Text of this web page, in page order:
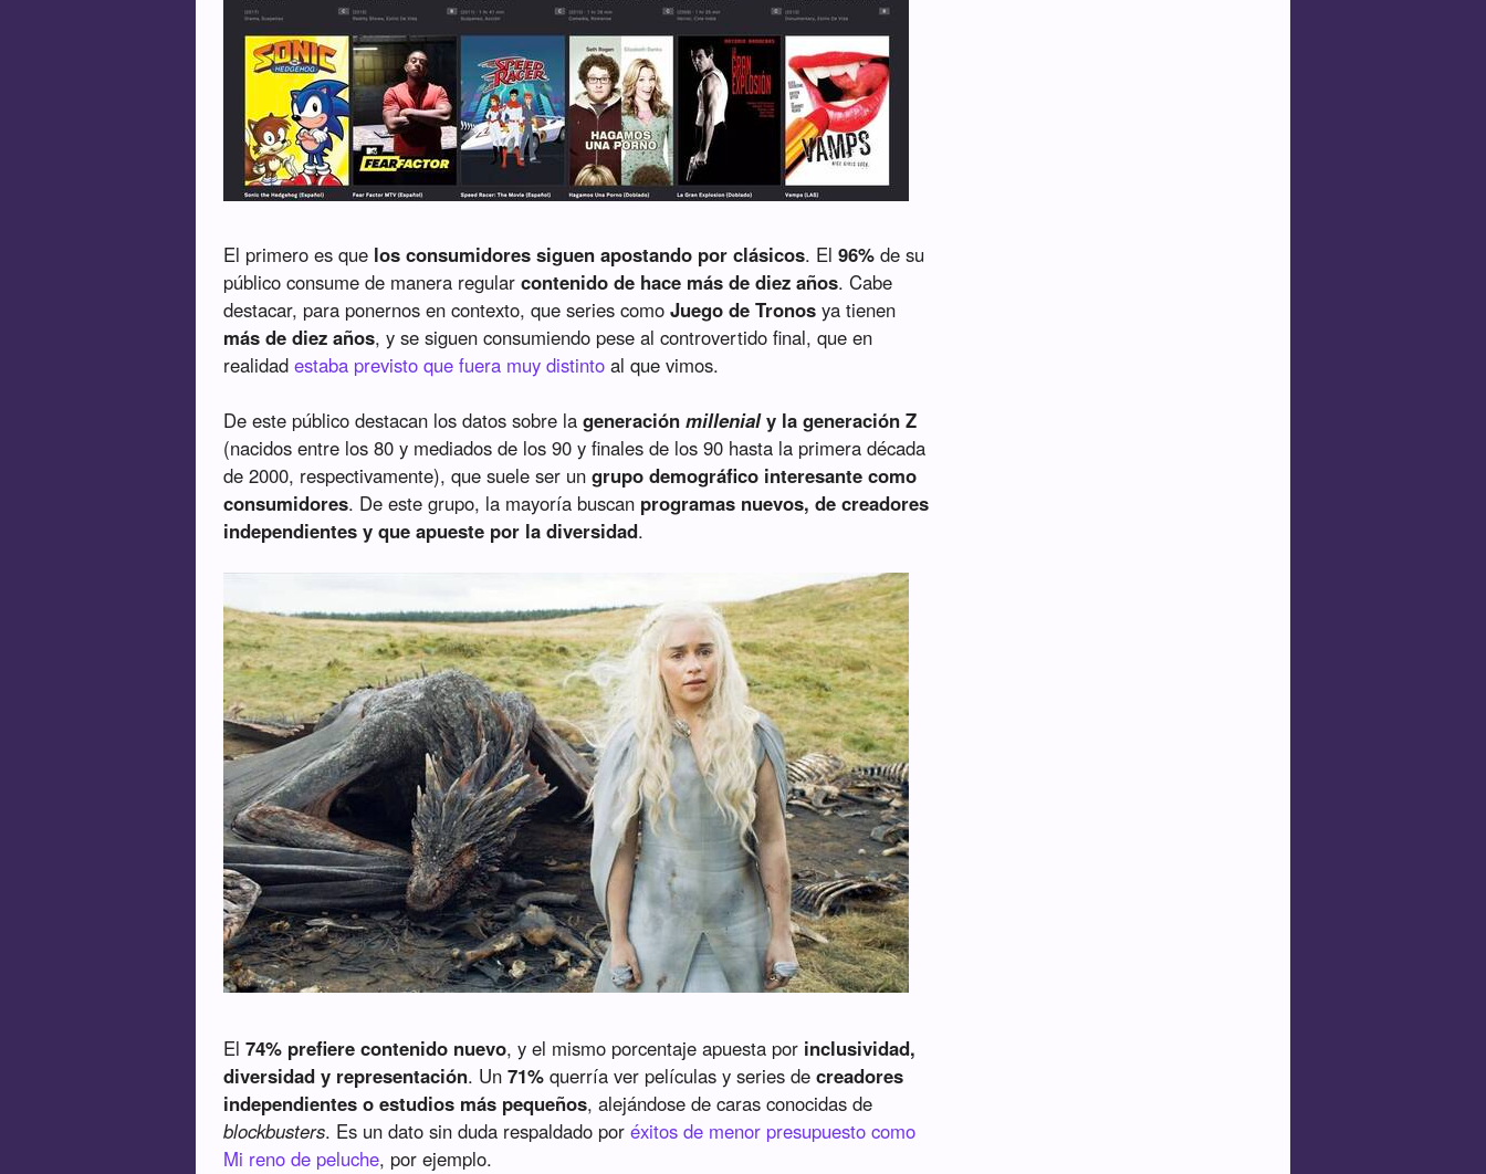
El primero es que los consumidores siguen apostando por clásicos. El96% de su
público consume de manera regularcontenido de hace más de diez años. Cabe
destacar, para ponernos en contexto, que series comoJuego de Tronos ya tienen
más de diez años, y se siguen consumiendo pese al controvertido final, que en
realidadestaba previsto que fuera muy distinto al que vimos.
De este público destacan los datos sobre lageneraciónmillenialy la generación Z
(nacidos entre los 80 y mediados de los 90 y finales de los 90 hasta la primera década
de 2000, respectivamente), que suele ser ungrupo demográfico interesante como
consumidores. De este grupo, la mayoría buscan programas nuevos, de creadores
independientes y que apueste por la diversidad.
El74% prefiere contenido nuevo, y el mismo porcentaje apuesta por inclusividad,
diversidad y representación. Un71% querría ver películas y series decreadores
independientes o estudios más pequeños, alejándose de caras conocidas de
blockbusters. Es un dato sin duda respaldado poréxitos de menor presupuesto como
Mi reno de peluche, por ejemplo.